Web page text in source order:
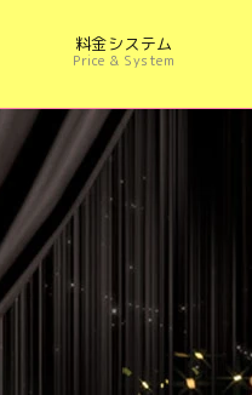
料金システム
Price & System